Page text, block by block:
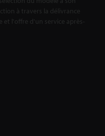
à travers la délivrance
l'offre d'un service après-